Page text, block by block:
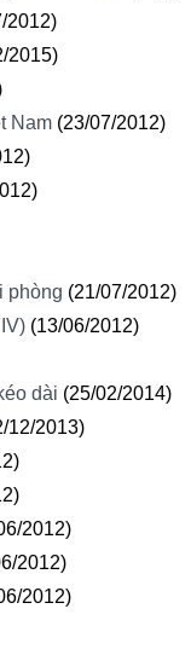
2012)
2015)
Nam (23/07/2012)
phòng (21/07/2012)
(13/06/2012)
dài (25/02/2014)
12/2013)
2012)
2012)
2012)